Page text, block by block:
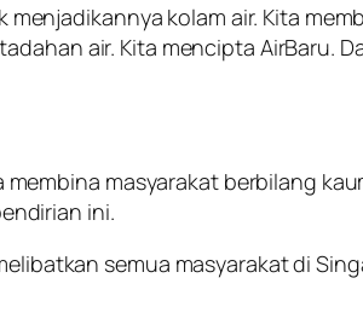
kolam air. Kita
air. Kita mencipta AirBaru.
masyarakat berbilang
ini.
semua masyarakat di